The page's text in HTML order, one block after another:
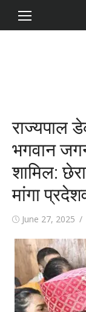
राज्यपाल
भगवान
शामिल:
मांगा
Posted
June 27, 2025